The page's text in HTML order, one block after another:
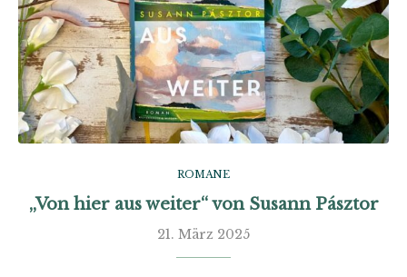
ROMANE
„Von hier aus weiter“ von Susann Pásztor
21. März 2025